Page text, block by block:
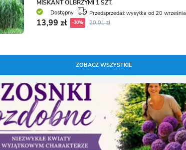
MISKANT OLBRZYMI 1 SZT.
Dostępny Przedsprzedaż wysyłka od 20 września
-30% 20,01 zł
13,99 zł
ZOBACZ WSZYSTKIE